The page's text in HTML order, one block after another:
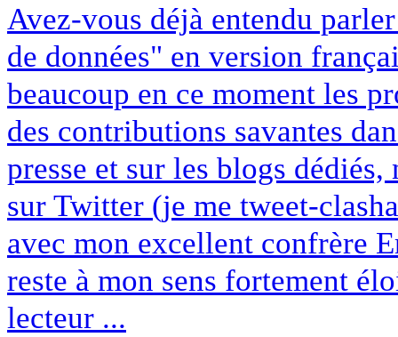
Avez-vous déjà entendu
de données" en version
beaucoup en ce moment les
des contributions savantes
presse et sur les blogs
sur Twitter (je me tweet-
avec mon excellent confrère
reste à mon sens fortement
lecteur ...